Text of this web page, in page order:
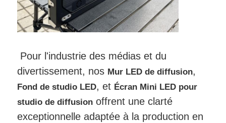
Pour l'industrie des médias et du
divertissement, nos Mur LED de diffusion,
Fond de studio LED, et Écran Mini LED pour
studio de diffusion offrent une clarté
exceptionnelle adaptée à la production en